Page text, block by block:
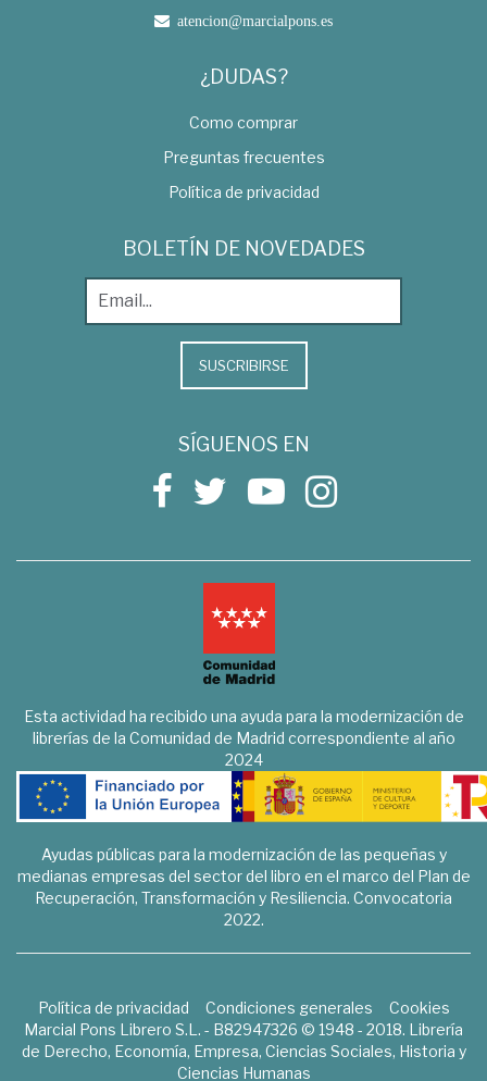
atencion@marcialpons.es
¿DUDAS?
Como comprar
Preguntas frecuentes
Política de privacidad
BOLETÍN DE NOVEDADES
SUSCRIBIRSE
SÍGUENOS EN
Esta actividad ha recibido una ayuda para la modernización de
librerías de la Comunidad de Madrid correspondiente al año
2024
Ayudas públicas para la modernización de las pequeñas y
medianas empresas del sector del libro en el marco del Plan de
Recuperación, Transformación y Resiliencia. Convocatoria
2022.
Política de privacidad Condiciones generales
Cookies
Marcial Pons Librero S.L. - B82947326 © 1948 - 2018. Librería
de Derecho, Economía, Empresa, Ciencias Sociales, Historia y
Ciencias Humanas